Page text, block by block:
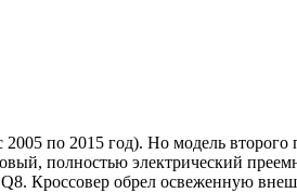
по 2015 год). Но модель второго
полностью электрический
Кроссовер обрел освеженную